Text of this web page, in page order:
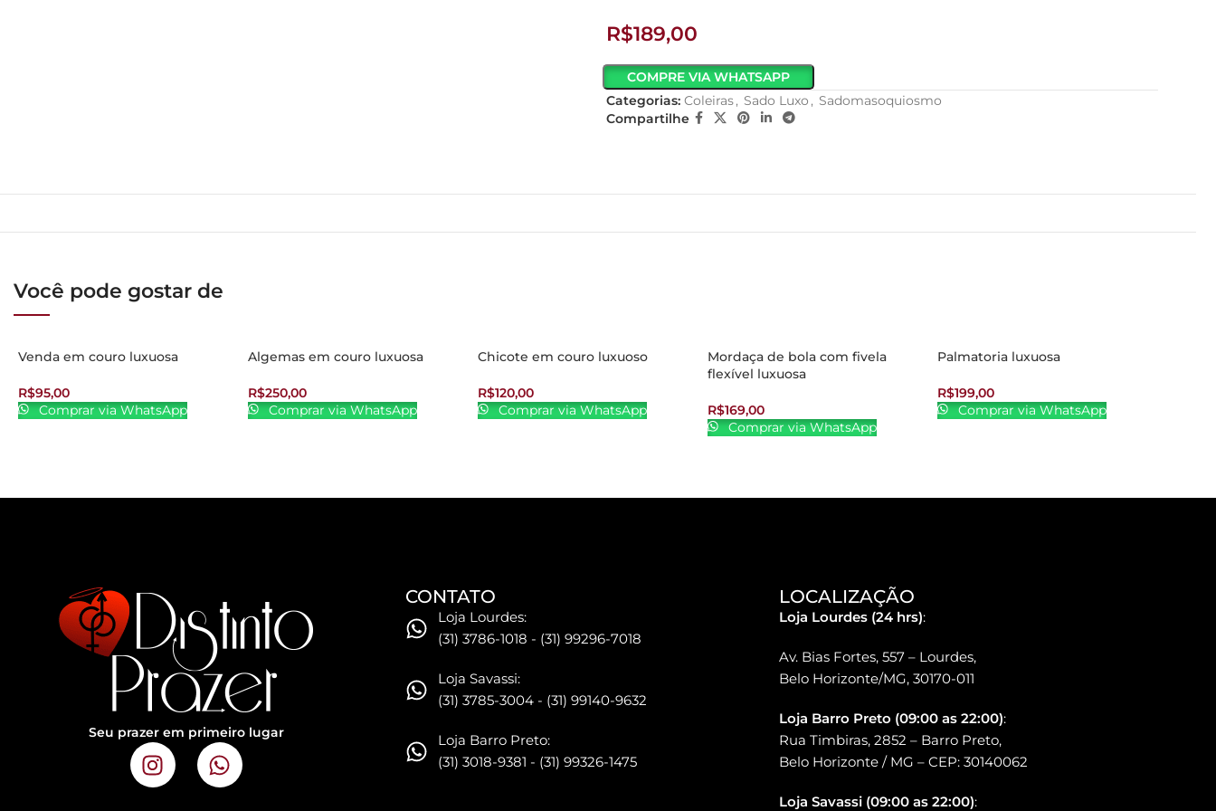
R$189,00
COMPRE VIA WHATSAPP
Categorias: Coleiras, Sado Luxo , Sadomasoquiosmo
Compartilhe
Você pode gostar de
Venda em couro luxuosa
R$95,00
Comprar via WhatsApp
Algemas em couro luxuosa
R$250,00
Comprar via WhatsApp
Chicote em couro luxuoso
R$120,00
Comprar via WhatsApp
Mordaça de bola com fivela
flexível luxuosa
R$169,00
Comprar via WhatsApp
Palmatoria luxuosa
R$199,00
Comprar via WhatsApp
Seu prazer em primeiro lugar
CONTATO
Loja Lourdes:
(31) 3786-1018 - (31) 99296-7018
Loja Savassi:
(31) 3785-3004 - (31) 99140-9632
Loja Barro Preto:
(31) 3018-9381 - (31) 99326-1475
LOCALIZAÇÃO
Loja Lourdes (24 hrs):
Av. Bias Fortes, 557 – Lourdes,
Belo Horizonte/MG, 30170-011
Loja Barro Preto (09:00 as 22:00):
Rua Timbiras, 2852 – Barro Preto,
Belo Horizonte / MG – CEP: 30140062
Loja Savassi (09:00 as 22:00):